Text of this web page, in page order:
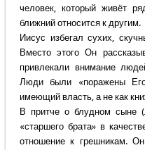
человек, который живёт
ближний относится к другим.
Иисус избегал сухих,
Вместо этого Он
привлекали внимание
Люди были «поражены
имеющий власть, а не как
В притче о блудном сыне
«старшего брата» в
отношение к грешникам.